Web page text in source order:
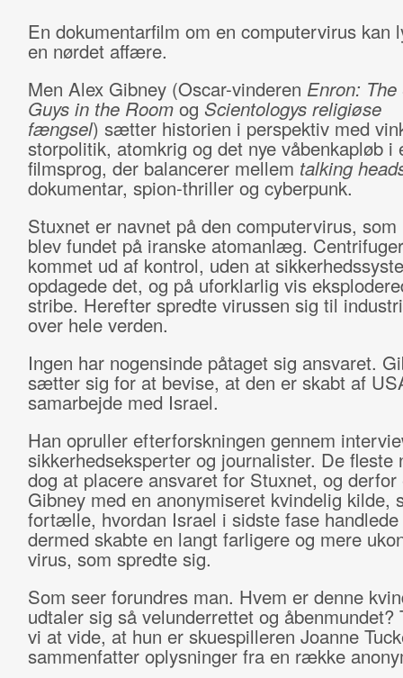
En dokumentarfilm om en computervirus kan
en nørdet affære.
Men Alex Gibney (Oscar-vinderen Enron:
Guys in the Roomog Scientologys religiøse
fængsel) sætter historien i perspektiv med
storpolitik, atomkrig og det nye våbenkapløb i
filmsprog, der balancerer mellem talking
dokumentar, spion-thriller og cyberpunk.
Stuxnet er navnet på den computervirus, som
blev fundet på iranske atomanlæg.
kommet ud af kontrol, uden at
opdagede det, og på uforklarlig vis
stribe. Herefter spredte virussen sig til
over hele verden.
Ingen har nogensinde påtaget sig ansvaret.
sætter sig for at bevise, at den er skabt af
samarbejde med Israel.
Han opruller efterforskningen gennem
sikkerhedseksperter og journalister. De
dog at placere ansvaret for Stuxnet, og derfor
Gibney med en anonymiseret kvindelig kilde,
fortælle, hvordan Israel i sidste fase handlede
dermed skabte en langt farligere og mere
virus, som spredte sig.
Som seer forundres man. Hvem er denne
udtaler sig så velunderrettet og åbenmundet?
vi at vide, at hun er skuespilleren Joanne
sammenfatter oplysninger fra en række